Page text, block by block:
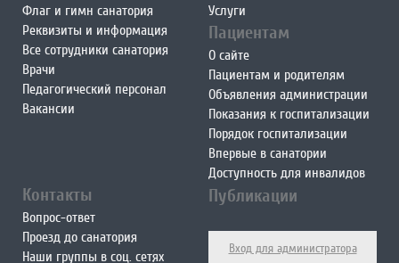
Флаг и гимн санатория
Реквизиты и информация
Все сотрудники санатория
Врачи
Педагогический персонал
Вакансии
Услуги
Пациентам
О сайте
Пациентам и родителям
Объявления администрации
Показания к госпитализации
Порядок госпитализации
Впервые в санатории
Доступность для инвалидов
Контакты
Вопрос-ответ
Проезд до санатория
Наши группы в соц. сетях
Публикации
Вход для администратора